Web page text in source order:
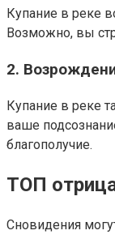
Купание в реке
Возможно, вы
2.
Купание в реке
ваше
благополучие.
ТОП
Сновидения